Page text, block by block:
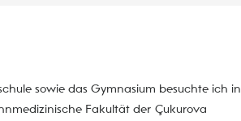
sowie das Gymnasium besuchte ich in
Fakultät der Çukurova